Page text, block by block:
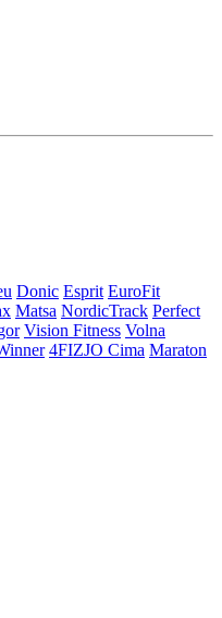
Donic Esprit EuroFit
Matsa NordicTrack Perfect
Vision Fitness Volna
4FIZJO Cima Maraton